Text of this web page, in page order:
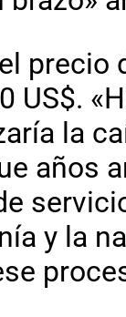
precio
US$.
la
años
y la